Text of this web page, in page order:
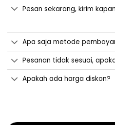
Pesan sekarang, kirim
Apa saja metode
Pesanan tidak sesuai,
Apakah ada harga diskon?